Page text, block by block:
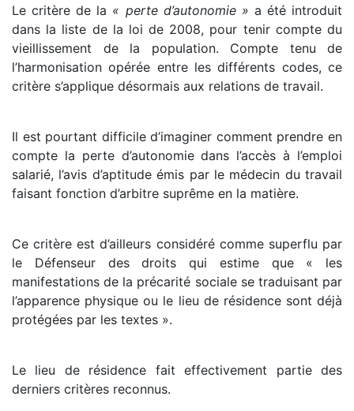
Le critère de la « perte d’autonomie » a été introduit
dans la liste de la loi de 2008, pour tenir compte du
vieillissement de la population. Compte tenu de
l’harmonisation opérée entre les différents codes, ce
critère s’applique désormais aux relations de travail.
Il est pourtant difficile d’imaginer comment prendre en
compte la perte d’autonomie dans l’accès à l’emploi
salarié, l’avis d’aptitude émis par le médecin du travail
faisant fonction d’arbitre suprême en la matière.
Ce critère est d’ailleurs considéré comme superflu par
le Défenseur des droits qui estime que « les
manifestations de la précarité sociale se traduisant par
l’apparence physique ou le lieu de résidence sont déjà
protégées par les textes ».
Le lieu de résidence fait effectivement partie des
derniers critères reconnus.